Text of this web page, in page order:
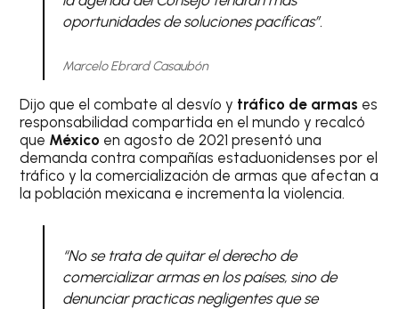
oportunidades de soluciones pacíficas”.
Marcelo Ebrard Casaubón
Dijo que el combate al desvío y tráfico de armas es
responsabilidad compartida en el mundo y recalcó
que México en agosto de 2021 presentó una
demanda contra compañías estaduonidenses por el
tráfico y la comercialización de armas que afectan a
la población mexicana e incrementa la violencia.
“No se trata de quitar el derecho de
comercializar armas en los países, sino de
denunciar practicas negligentes que se